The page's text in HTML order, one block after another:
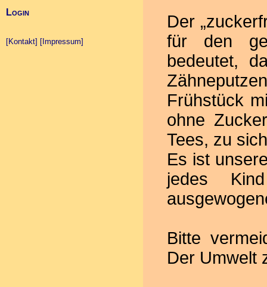
Login
[Kontakt] [Impressum]
Der
für den
bedeutet,
Frühstück
ohne
Tees, zu
Es ist
jedes
Bitte
Der Umwelt